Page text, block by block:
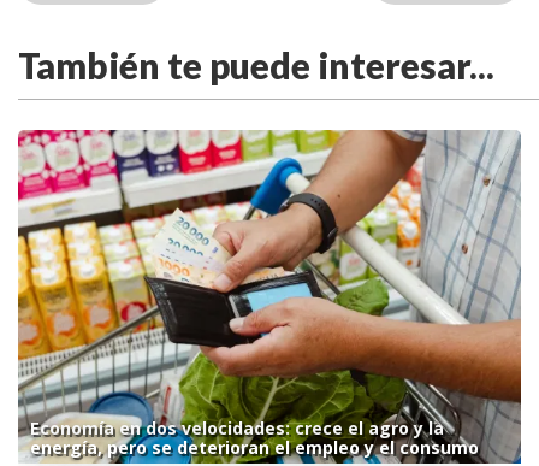
También te puede interesar...
Economía en dos velocidades: crece el agro y la
energía, pero se deterioran el empleo y el consumo